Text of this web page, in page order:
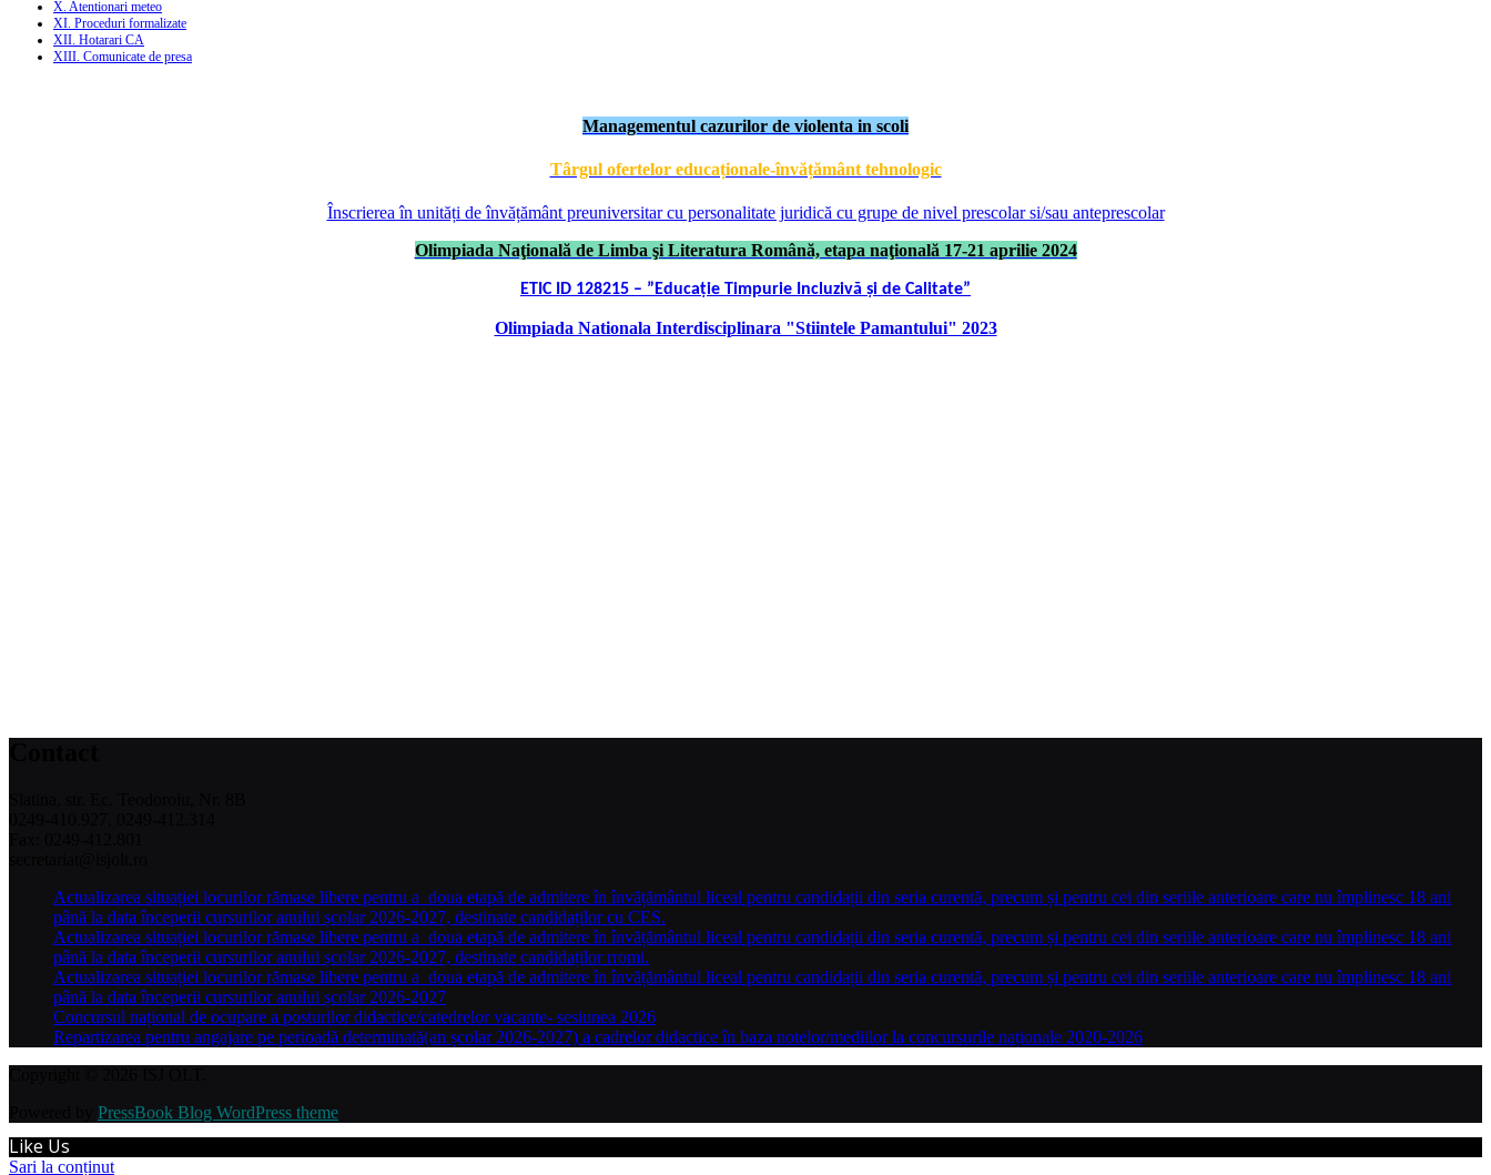
X. Atentionari meteo
XI. Proceduri formalizate
XII. Hotarari CA
XIII. Comunicate de presa
Managementul cazurilor de violenta in scoli
Târgul ofertelor educaționale-învățământ tehnologic
Înscrierea în unități de învățământ preuniversitar cu personalitate juridică cu grupe de nivel prescolar si/sau anteprescolar
Olimpiada Naţională de Limba şi Literatura Română, etapa naţională 17-21 aprilie 2024
ETIC ID 128215 – ”Educație Timpurie Incluzivă și de Calitate”
Olimpiada Nationala Interdisciplinara "Stiintele Pamantului" 2023
Actualizarea situației locurilor rămase libere pentru a doua etapă de admitere în învățământul liceal pentru candidații din seria curentă, precum și pentru cei din seriile anterioare care nu împlinesc 18 ani
până la data începerii cursurilor anului școlar 2026-2027, destinate candidaților cu CES.
Actualizarea situației locurilor rămase libere pentru a doua etapă de admitere în învățământul liceal pentru candidații din seria curentă, precum și pentru cei din seriile anterioare care nu împlinesc 18 ani
până la data începerii cursurilor anului școlar 2026-2027, destinate candidaților rromi.
Actualizarea situației locurilor rămase libere pentru a doua etapă de admitere în învățământul liceal pentru candidații din seria curentă, precum și pentru cei din seriile anterioare care nu împlinesc 18 ani
până la data începerii cursurilor anului școlar 2026-2027
Concursul național de ocupare a posturilor didactice/catedrelor vacante- sesiunea 2026
Repartizarea pentru angajare pe perioadă determinată(an școlar 2026-2027) a cadrelor didactice în baza notelor/mediilor la concursurile naționale 2020-2026
PressBook Blog WordPress theme
Like Us
Sari la conținut